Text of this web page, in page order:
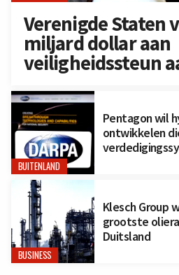
Verenigde Staten
miljard dollar aan
veiligheidssteun
BUITENLAND
Pentagon wil
ontwikkelen
BUSINESS
Klesch Group
grootste
Duitsland